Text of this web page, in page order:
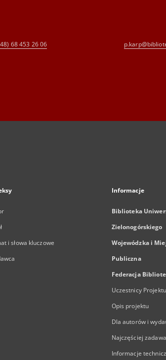
68 453 26 06
i słowa kluczowe
Informacje
Biblioteka
Zielonogórskiego
Wojewódzka i
Publiczna
Federacja
Uczestnicy Projektu
Opis projektu
Dla autorów i
Najczęściej
Informacje